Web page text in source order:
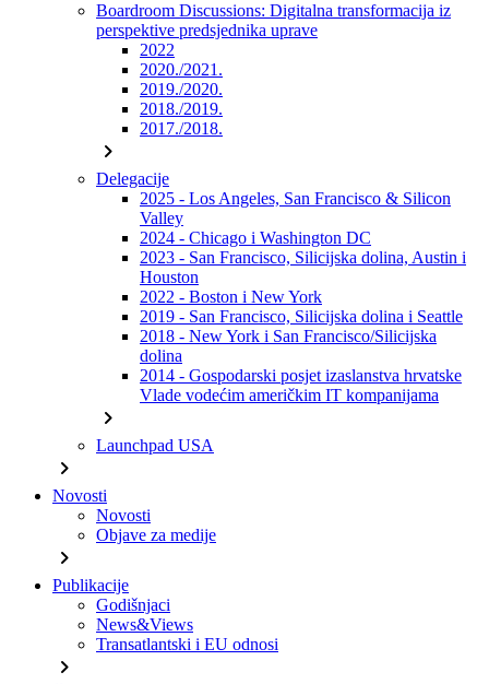
Boardroom Discussions: Digitalna transformacija iz
perspektive predsjednika uprave
2022
2020./2021.
2019./2020.
2018./2019.
2017./2018.
chevron_right
Delegacije
2025 - Los Angeles, San Francisco & Silicon
Valley
2024 - Chicago i Washington DC
2023 - San Francisco, Silicijska dolina, Austin i
Houston
2022 - Boston i New York
2019 - San Francisco, Silicijska dolina i Seattle
2018 - New York i San Francisco/Silicijska
dolina
2014 - Gospodarski posjet izaslanstva hrvatske
Vlade vodećim američkim IT kompanijama
chevron_right
Launchpad USA
chevron_right
Novosti
Novosti
Objave za medije
chevron_right
Publikacije
Godišnjaci
News&Views
Transatlantski i EU odnosi
chevron_right